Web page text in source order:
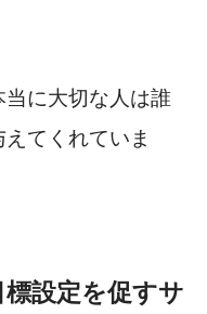
に大切な人は誰
てくれていま
設定を促すサ